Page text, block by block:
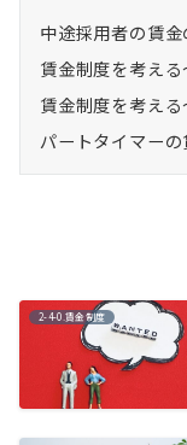
中途採用者の賃
賃金制度を考え
賃金制度を考え
パートタイマー
2-4-0.賃金制度